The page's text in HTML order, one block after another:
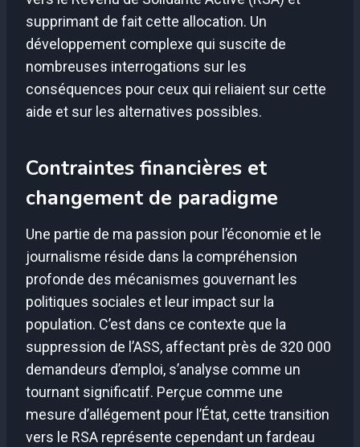
supprimant de fait cette allocation. Un
développement complexe qui suscite de
nombreuses interrogations sur les
conséquences pour ceux qui reliaient sur cette
aide et sur les alternatives possibles.
Contraintes financières et
changement de paradigme
Une partie de ma passion pour l’économie et le
journalisme réside dans la compréhension
profonde des mécanismes gouvernant les
politiques sociales et leur impact sur la
population. C’est dans ce contexte que la
suppression de l’ASS, affectant près de 320 000
demandeurs d’emploi, s’analyse comme un
tournant significatif. Perçue comme une
mesure d’allégement pour l’État, cette transition
vers le RSA représente cependant un fardeau